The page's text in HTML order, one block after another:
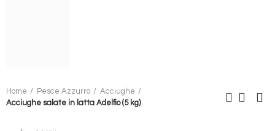
Home Pesce Azzurro
Acciughe
Acciughe salate in latta Adelfio (5 kg)